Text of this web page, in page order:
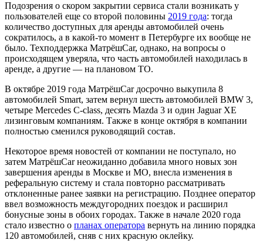
Подозрения о скором закрытии сервиса стали возникать у
пользователей еще со второй половины 2019 года: тогда
количество доступных для аренды автомобилей очень
сократилось, а в какой-то момент в Петербурге их вообще не
было. Техподдержка МатрёшCar, однако, на вопросы о
происходящем уверяла, что часть автомобилей находилась в
аренде, а другие — на плановом ТО.
В октябре 2019 года МатрёшCar досрочно выкупила 8
автомобилей Smart, затем вернул шесть автомобилей BMW 3,
четыре Mercedes C-class, десять Mazda 3 и один Jaguar XE
лизинговым компаниям. Также в конце октября в компании
полностью сменился руководящий состав.
Некоторое время новостей от компании не поступало, но
затем МатрёшCar неожиданно добавила много новых зон
завершения аренды в Москве и МО, внесла изменения в
реферальную систему и стала повторно рассматривать
отклоненные ранее заявки на регистрацию. Позднее оператор
ввел возможность междугородних поездок и расширил
бонусные зоны в обоих городах. Также в начале 2020 года
стало известно о планах оператора вернуть на линию порядка
120 автомобилей, сняв с них красную оклейку.